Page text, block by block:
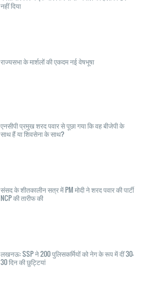
नहीं दिया
राज्यसभा के मार्शलों की एकदम नई वेषभूषा
एनसीपी प्रमुख शरद पवार से पूछा गया कि वह बीजेपी के
साथ हैं या शिवसेना के साथ?
संसद के शीतकालीन सत्र में PM मोदी ने शरद पवार की पार्टी
NCP की तारीफ की
लखनऊ: SSP ने 200 पुलिसकर्मियों को नेग के रूप में दीं 30-
30 दिन की छुट्टियां